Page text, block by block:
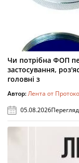
Чи потрібна ФОП
застосування,
головні з
Автор:Лента от
05.08.2026